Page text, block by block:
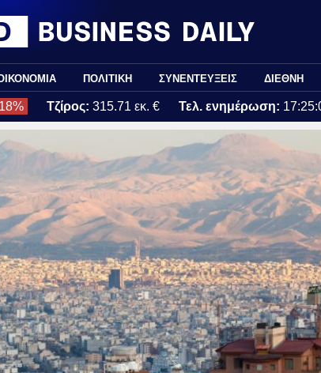
ΠΟΛΙΤΙΚΗ ΣΥΝΕΝΤΕΥΞΕΙΣ ΔΙΕΘΝΗ
Τζίρος: 315.71 εκ. € Τελ. ενημέρωση: